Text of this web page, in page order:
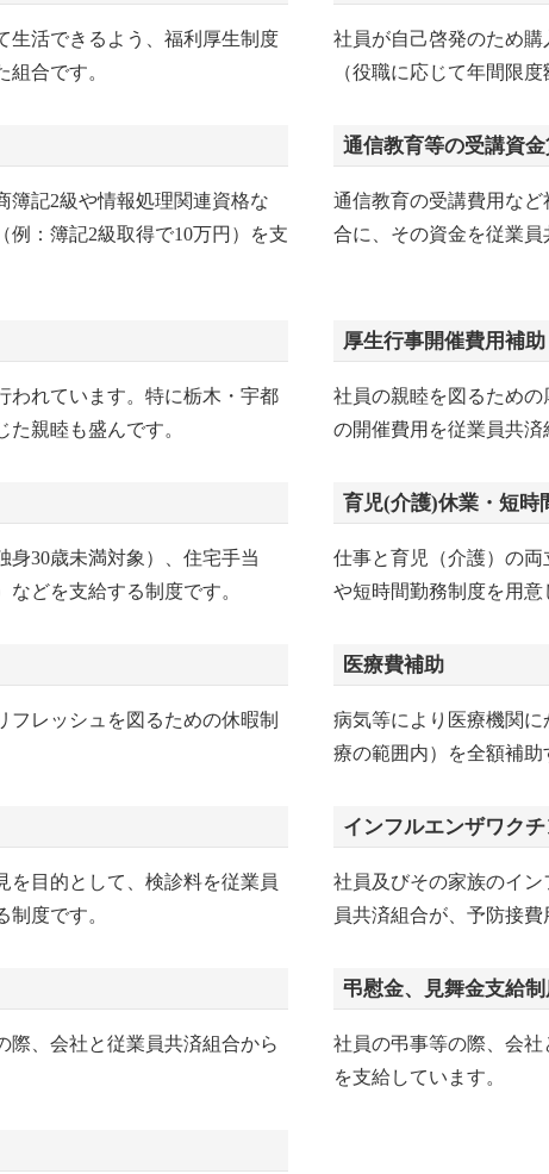
生活できるよう、福利厚生制度
合です。
社員が自己啓発のため
（役職に応じて年間限
簿記2級や情報処理関連資格な
例：簿記2級取得で10万円）を支
通信教育等の受講資
通信教育の受講費用な
合に、その資金を従業員
われています。特に栃木・宇都
親睦も盛んです。
厚生行事開催費用補助
社員の親睦を図るため
の開催費用を従業員共済
身30歳未満対象）、住宅手当
などを支給する制度です。
育児(介護)休業・短時
仕事と育児（介護）の
や短時間勤務制度を用意
フレッシュを図るための休暇制
医療費補助
病気等により医療機関
療の範囲内）を全額補助
を目的として、検診料を従業員
度です。
インフルエンザワク
社員及びその家族のイ
員共済組合が、予防接費
際、会社と従業員共済組合から
弔慰金、見舞金支給
社員の弔事等の際、会
を支給しています。